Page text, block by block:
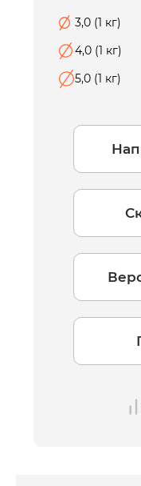
3,0 (1 кг)
4,0 (1 кг)
5,0 (1 кг)